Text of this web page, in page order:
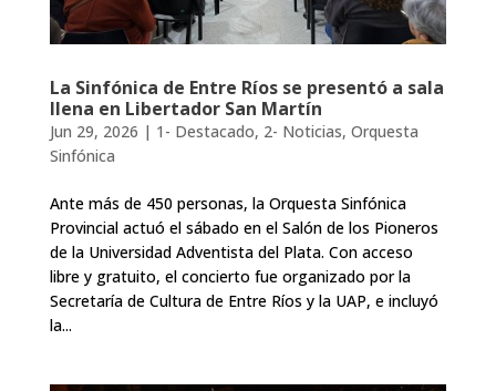
La Sinfónica de Entre Ríos se presentó a sala
llena en Libertador San Martín
Jun 29, 2026 | 1- Destacado, 2- Noticias, Orquesta
Sinfónica
Ante más de 450 personas, la Orquesta Sinfónica
Provincial actuó el sábado en el Salón de los Pioneros
de la Universidad Adventista del Plata. Con acceso
libre y gratuito, el concierto fue organizado por la
Secretaría de Cultura de Entre Ríos y la UAP, e incluyó
la...